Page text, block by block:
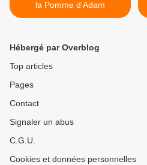
la Pomme d'Adam
Hébergé par Overblog
Top articles
Pages
Contact
Signaler un abus
C.G.U.
Cookies et données personnelles